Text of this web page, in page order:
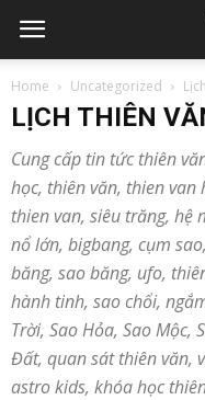
Home Uncategorized
LỊCH THIÊN
Cung cấp tin tức thiên
học, thiên văn, thien
thien van, siêu trăng, hệ
nổ lớn, bigbang, cụm
băng, sao băng, ufo,
hành tinh, sao chổi,
Trời, Sao Hỏa, Sao Mộc,
Đất, quan sát thiên văn,
astro kids, khóa học